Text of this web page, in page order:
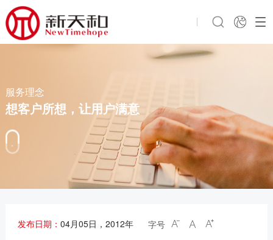
服务理念
想客户所想，让用户满意
发布日期： 04月05日，2012年 字号   